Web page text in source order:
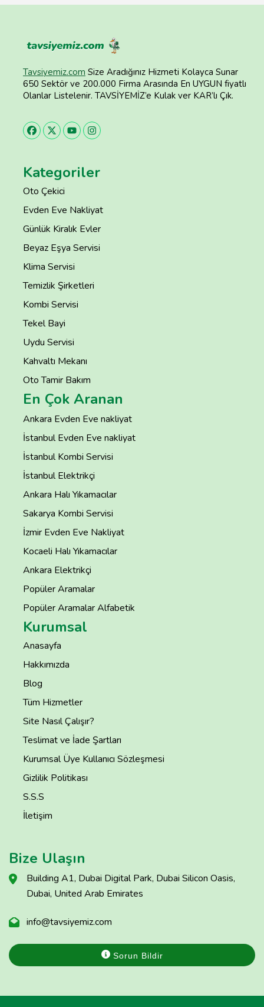
Tavsiyemiz.com Size Aradığınız Hizmeti Kolayca Sunar
650 Sektör ve 200.000 Firma Arasında En UYGUN fiyatlı
Olanlar Listelenir. TAVSİYEMİZ’e Kulak ver KAR’lı Çık.
Kategoriler
Oto Çekici
Evden Eve Nakliyat
Günlük Kiralık Evler
Beyaz Eşya Servisi
Klima Servisi
Temizlik Şirketleri
Kombi Servisi
Tekel Bayi
Uydu Servisi
Kahvaltı Mekanı
Oto Tamir Bakım
En Çok Aranan
Ankara Evden Eve nakliyat
İstanbul Evden Eve nakliyat
İstanbul Kombi Servisi
İstanbul Elektrikçi
Ankara Halı Yıkamacılar
Sakarya Kombi Servisi
İzmir Evden Eve Nakliyat
Kocaeli Halı Yıkamacılar
Ankara Elektrikçi
Popüler Aramalar
Popüler Aramalar Alfabetik
Kurumsal
Anasayfa
Hakkımızda
Blog
Tüm Hizmetler
Site Nasıl Çalışır?
Teslimat ve İade Şartları
Kurumsal Üye Kullanıcı Sözleşmesi
Gizlilik Politikası
S.S.S
İletişim
Bize Ulaşın
Building A1, Dubai Digital Park, Dubai Silicon Oasis,
Dubai, United Arab Emirates
info@tavsiyemiz.com
Sorun Bildir